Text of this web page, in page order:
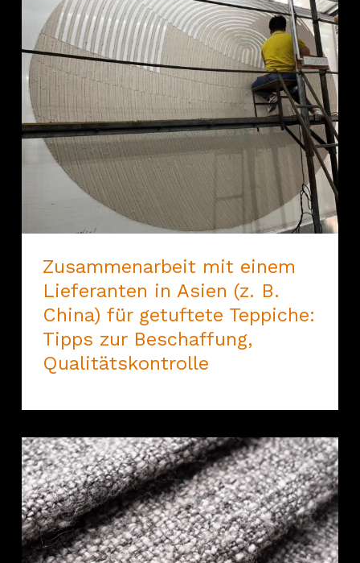
Zusammenarbeit mit einem
Lieferanten in Asien (z. B.
China) für getuftete Teppiche:
Tipps zur Beschaffung,
Qualitätskontrolle